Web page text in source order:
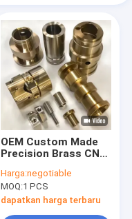
OEM Custom Made
Precision Brass CNC
Machining Services 5
Axis Stainless Steel
Turning Mechanized
Parts
Harga:negotiable
MOQ:1 PCS
dapatkan harga terbaru